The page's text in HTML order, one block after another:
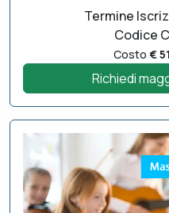
Termine
Codice
Costo €
Richiedi